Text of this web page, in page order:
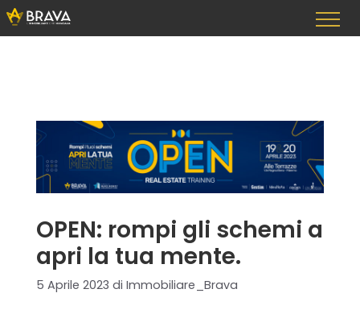
OPEN: rompi gli schemi a
apri la tua mente.
5 Aprile 2023 di Immobiliare_Brava